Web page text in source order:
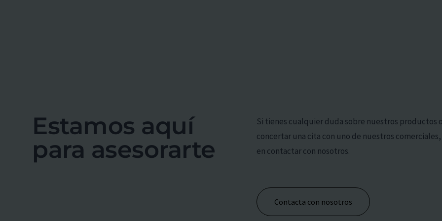
Estamos aquí
para asesorarte
Si tienes cualquier duda sobre nuestros productos
concertar una cita con uno de nuestros
en contactar con nosotros.
Contacta con nosotros